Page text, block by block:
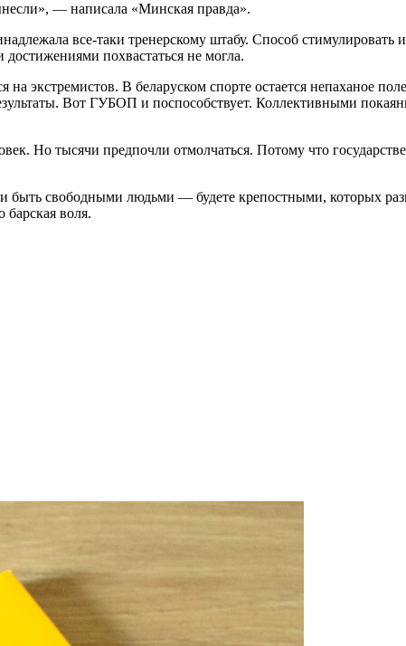
— написала «Минская правда».
все-таки тренерскому штабу. Способ стимулировать
похвастаться не могла.
экстремистов. В беларуском спорте остается непаханое
Вот ГУБОП и поспособствует. Коллективными
Но тысячи предпочли отмолчаться. Потому что
быть свободными людьми — будете крепостными, которых
барская воля.